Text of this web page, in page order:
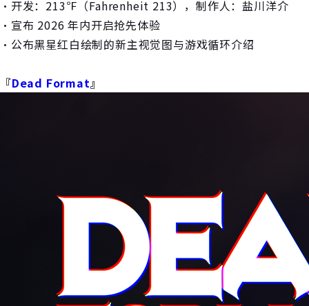
・开发：213℉（Fahrenheit 213），制作人：盐川洋介
・宣布 2026 年内开启抢先体验
・公布黑星红白绘制的新主视觉图与游戏循环介绍
『Dead Format』